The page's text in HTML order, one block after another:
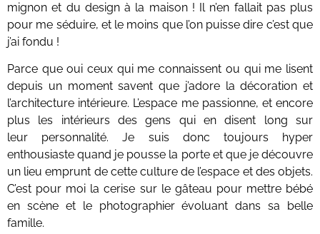
mignon et du design à la maison ! Il n’en fallait pas plus
pour me séduire, et le moins que l’on puisse dire c’est que
j’ai fondu !
Parce que oui ceux qui me connaissent ou qui me lisent
depuis un moment savent que j’adore la décoration et
l’architecture intérieure. L’espace me passionne, et encore
plus les intérieurs des gens qui en disent long sur
leur personnalité. Je suis donc toujours hyper
enthousiaste quand je pousse la porte et que je découvre
un lieu emprunt de cette culture de l’espace et des objets.
C’est pour moi la cerise sur le gâteau pour mettre bébé
en scène et le photographier évoluant dans sa belle
famille.